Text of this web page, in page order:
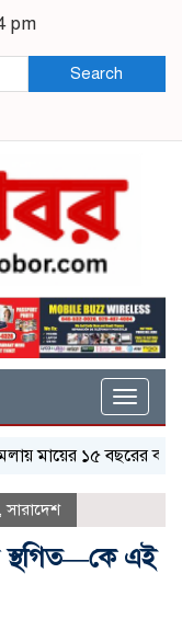
pm
Search
Toggle
১৫ বছরের কারাদণ্ড
সারাদেশ
এই